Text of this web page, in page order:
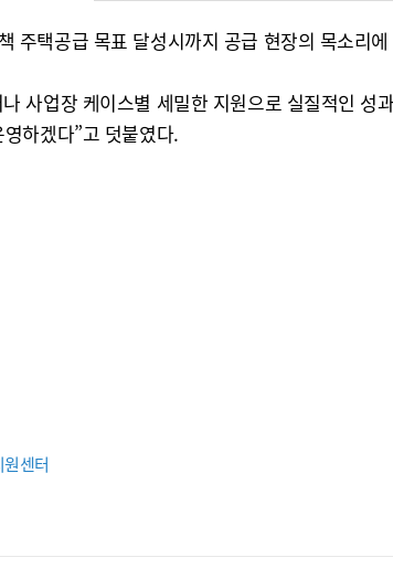
주택공급 목표 달성시까지 공급 현장의 목소리
사업장 케이스별 세밀한 지원으로 실질적인
하겠다”고 덧붙였다.
센터